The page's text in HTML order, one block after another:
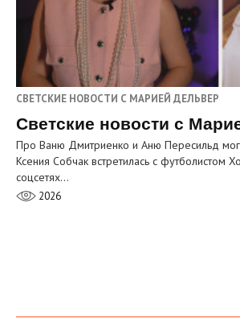
СВЕТСКИЕ НОВОСТИ С МАРИЕЙ ДЕЛЬВЕР
Светские новости с
Про Ваню Дмитриенко и Аню Пересильд
Ксения Собчак встретилась с футболистом
соцсетях…
2026